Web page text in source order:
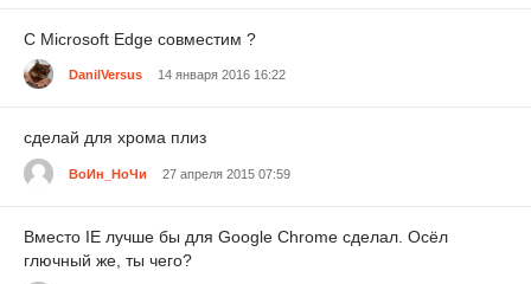
C Microsoft Edge совместим ?
DanilVersus 14 января 2016 16:22
сделай для хрома плиз
ВоИн_НоЧи 27 апреля 2015 07:59
Вместо IE лучше бы для Google Chrome сделал. Осёл
глючный же, ты чего?